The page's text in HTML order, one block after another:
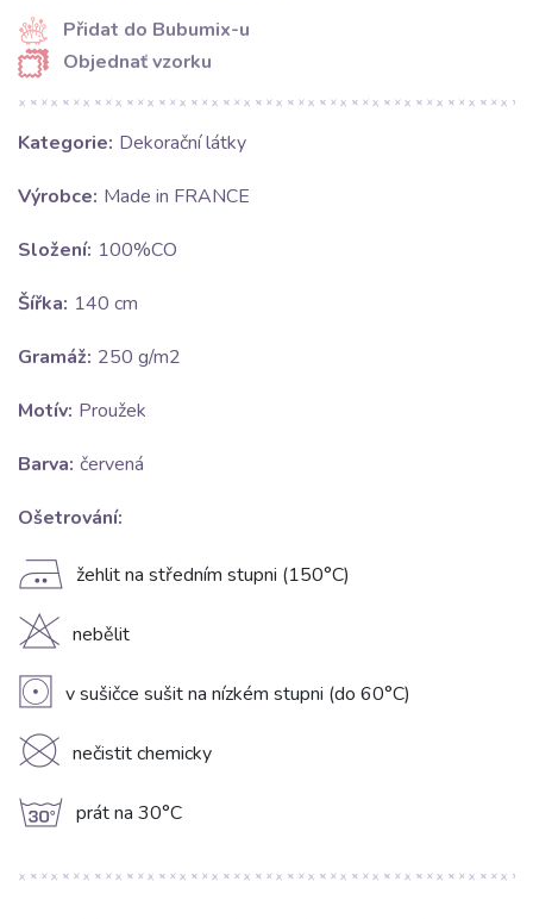
Přidat do Bubumix-u
Objednať vzorku
Kategorie: Dekorační látky
Výrobce: Made in FRANCE
Složení: 100%CO
Šířka: 140 cm
Gramáž: 250 g/m2
Motív: Proužek
Barva: červená
Ošetrování:
E žehlit na středním stupni (150°C)
H nebělit
V v sušičce sušit na nízkém stupni (do 60°C)
K nečistit chemicky
g prát na 30°C